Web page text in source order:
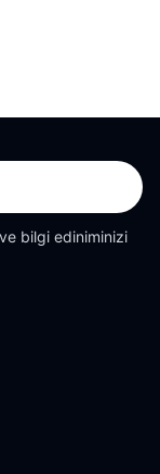
bilgi ediniminizi